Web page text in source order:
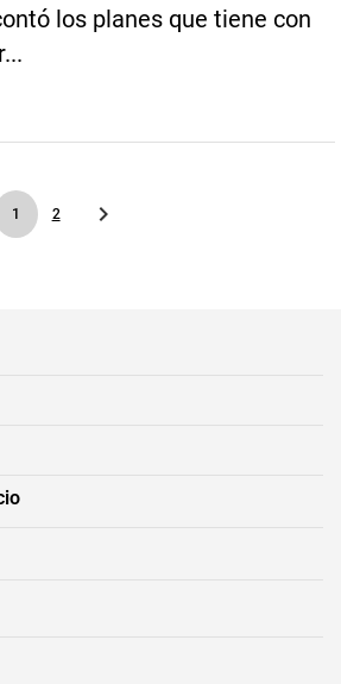
los planes que tiene con
1 2